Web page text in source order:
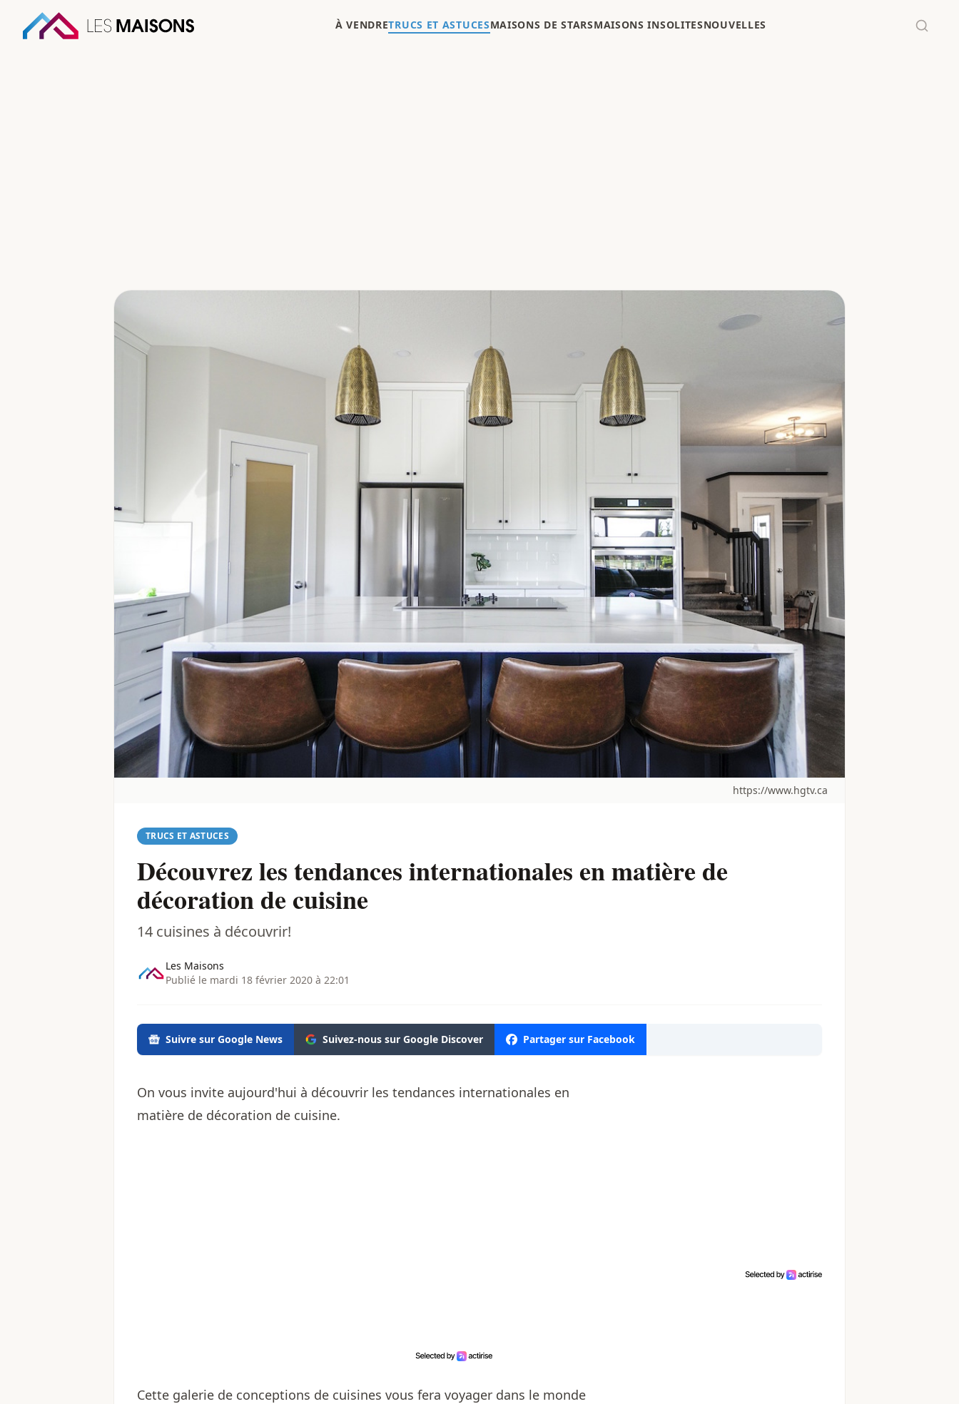
À VENDRETRUCS ET ASTUCESMAISONS DE STARSMAISONS INSOLITESNOUVELLES
https://www.hgtv.ca
TRUCS ET ASTUCES
Découvrez les tendances internationales en matière de
décoration de cuisine
14 cuisines à découvrir!
Les Maisons
Publié le mardi 18 février 2020 à 22:01
Suivre sur Google News Suivez-nous sur Google Discover Partager sur Facebook
On vous invite aujourd'hui à découvrir les tendances internationales en
matière de décoration de cuisine.
Cette galerie de conceptions de cuisines vous fera voyager dans le monde